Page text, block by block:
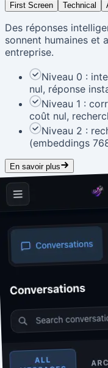
First Screen Technical
Des réponses
sonnent humaines et
entreprise.
Niveau 0 :
nul, réponse
Niveau 1 :
coût nul,
Niveau 2 :
(embeddings
En savoir plus